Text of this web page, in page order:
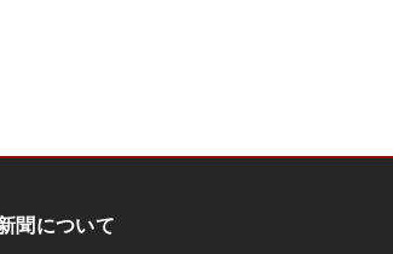
聞について